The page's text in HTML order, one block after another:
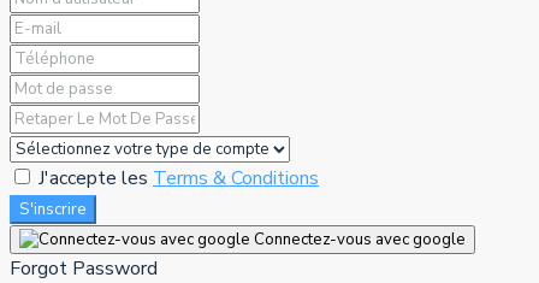
J'accepte les Terms & Conditions
S'inscrire
Connectez-vous avec google
Forgot Password